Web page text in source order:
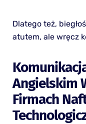
Dlatego też,
atutem, ale wręcz
Angielskim
Firmach